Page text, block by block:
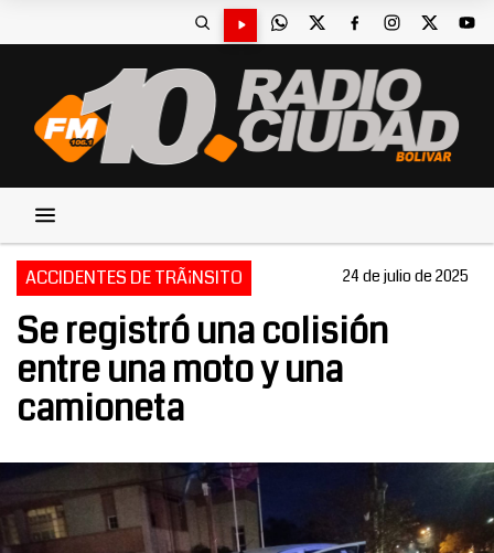
ACCIDENTES DE TRÃ¡NSITO 24 de julio de 2025
Se registró una colisión
entre una moto y una
camioneta